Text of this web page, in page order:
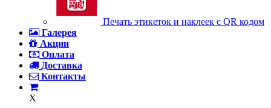
Печать этикеток и наклеек с QR кодом
Галерея
Акции
Оплата
Доставка
Контакты
X